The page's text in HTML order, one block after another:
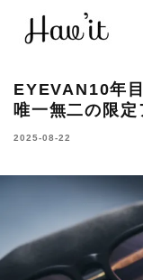
EYEVAN10年
唯一無二の限定
2025-08-22